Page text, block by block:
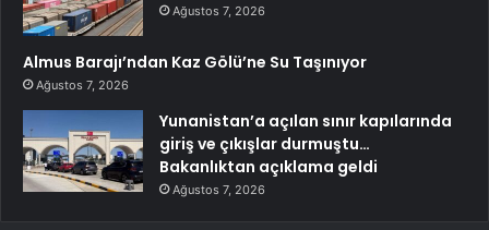
Ağustos 7, 2026
Almus Barajı’ndan Kaz Gölü’ne Su Taşınıyor
Ağustos 7, 2026
Yunanistan’a açılan sınır kapılarında
giriş ve çıkışlar durmuştu…
Bakanlıktan açıklama geldi
Ağustos 7, 2026